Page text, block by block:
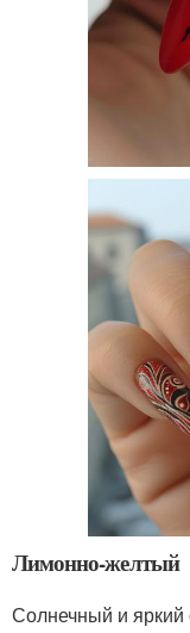
Лимонно-желтый
Солнечный и яркий